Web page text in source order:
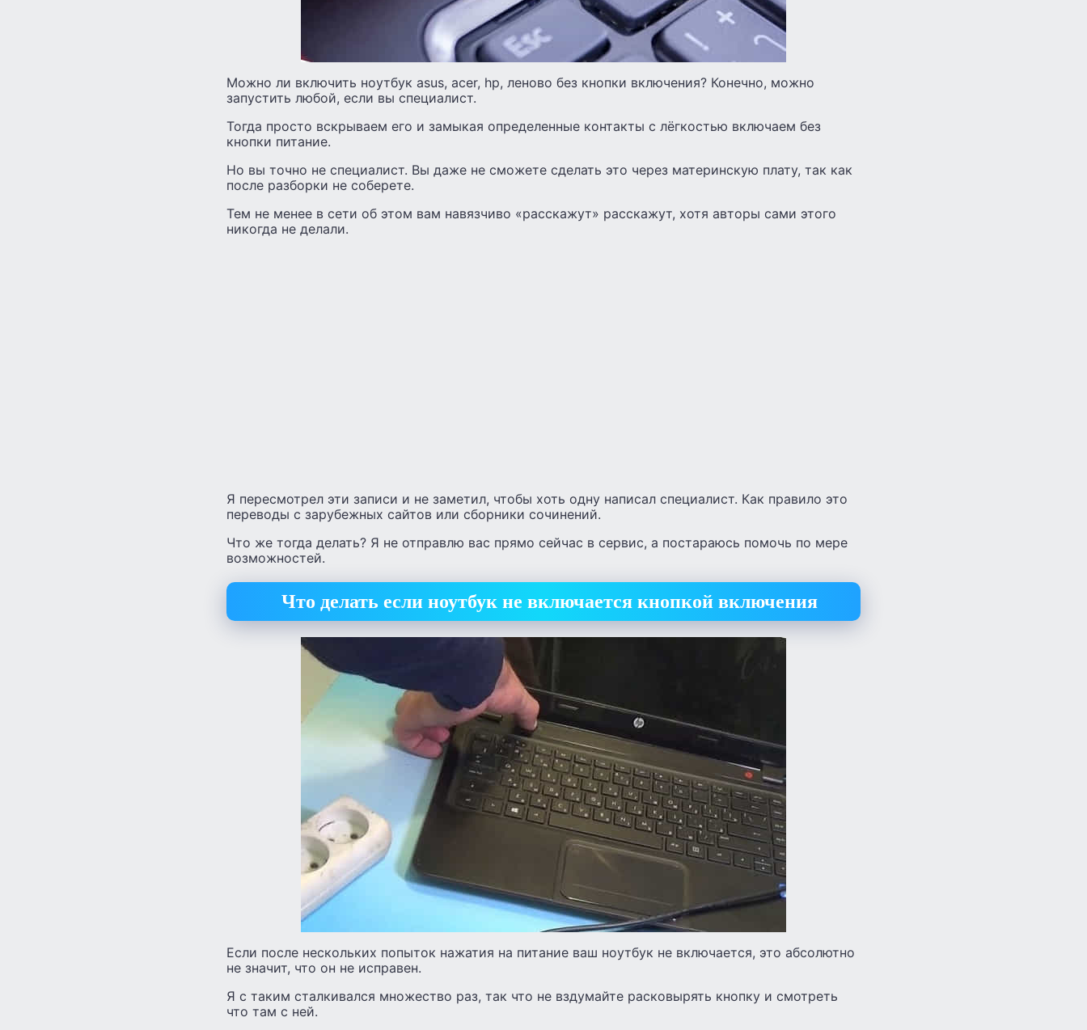
Можно ли включить ноутбук asus, acer, hp, леново без кнопки включения? Конечно, можно
запустить любой, если вы специалист.
Тогда просто вскрываем его и замыкая определенные контакты с лёгкостью включаем без
кнопки питание.
Но вы точно не специалист. Вы даже не сможете сделать это через материнскую плату, так как
после разборки не соберете.
Тем не менее в сети об этом вам навязчиво «расскажут» расскажут, хотя авторы сами этого
никогда не делали.
Я пересмотрел эти записи и не заметил, чтобы хоть одну написал специалист. Как правило это
переводы с зарубежных сайтов или сборники сочинений.
Что же тогда делать? Я не отправлю вас прямо сейчас в сервис, а постараюсь помочь по мере
возможностей.
Что делать если ноутбук не включается кнопкой включения
Если после нескольких попыток нажатия на питание ваш ноутбук не включается, это абсолютно
не значит, что он не исправен.
Я с таким сталкивался множество раз, так что не вздумайте расковырять кнопку и смотреть
что там с ней.